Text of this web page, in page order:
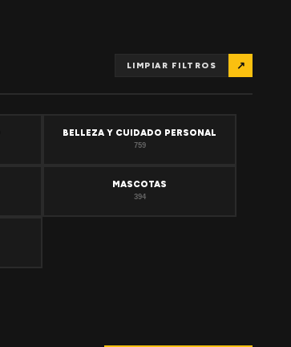
LIMPIAR FILTROS ↗
BELLEZA Y CUIDADO PERSONAL
759
MASCOTAS
394